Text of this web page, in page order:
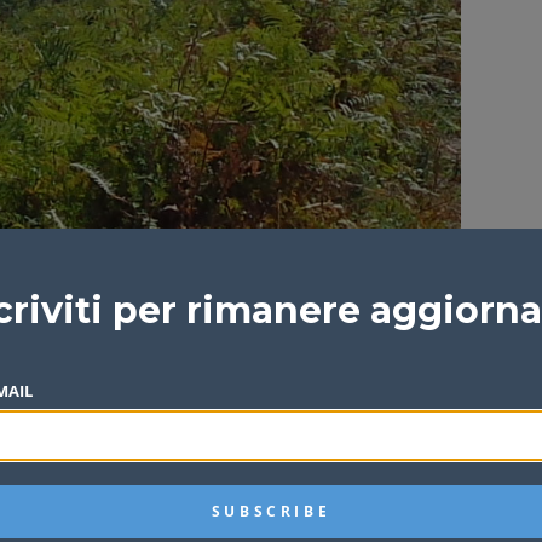
per rimanere